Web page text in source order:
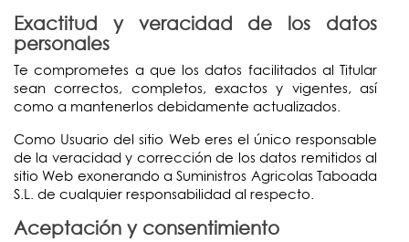
Exactitud y veracidad de los datos
personales
Te comprometes a que los datos facilitados al Titular
sean correctos, completos, exactos y vigentes, así
como a mantenerlos debidamente actualizados.
Como Usuario del sitio Web eres el único responsable
de la veracidad y corrección de los datos remitidos al
sitio Web exonerando a Suministros Agricolas Taboada
S.L. de cualquier responsabilidad al respecto.
Aceptación y consentimiento